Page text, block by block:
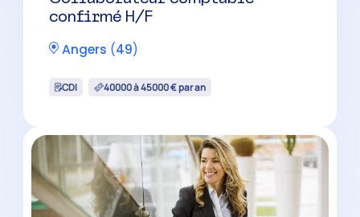
confirmé H/F
Angers (49)
CDI 40000 à 45000 € par an